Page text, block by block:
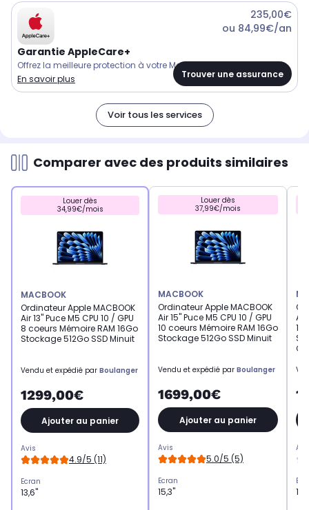
Garantie AppleCare+
Offrez la meilleure protection à votre Mac.
En savoir plus
235,00€
ou 84,99€/an
Trouver une assurance
Voir tous les services
Comparer avec des produits similaires
Louer dès
34,99€/mois
MACBOOK
Ordinateur Apple MACBOOK
Air 13" Puce M5 CPU 10 / GPU
8 coeurs Mémoire RAM 16Go
Stockage 512Go SSD Minuit
Vendu et expédié par Boulanger
1299,00€
Ajouter au panier
Avis
4.9/5 (11)
Ecran
13,6"
Louer dès
37,99€/mois
MACBOOK
Ordinateur Apple MACBOOK
Air 15" Puce M5 CPU 10 / GPU
10 coeurs Mémoire RAM 16Go
Stockage 512Go SSD Minuit
Vendu et expédié par Boulanger
1699,00€
Ajouter au panier
Avis
5.0/5 (5)
Ecran
15,3"
Air
10